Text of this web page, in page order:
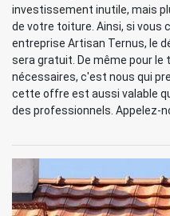
investissement inutile, mais
de votre toiture. Ainsi, si vous
entreprise Artisan Ternus, le
sera gratuit. De même pour
nécessaires, c'est nous qui
cette offre est aussi valable
des professionnels. Appelez-